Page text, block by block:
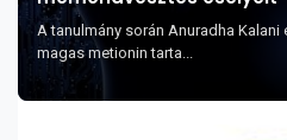
A tanulmány során Anuradha Kalani és munkatársai hat héten át
magas metionin tarta...